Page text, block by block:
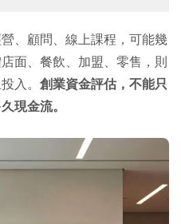
、顧問、線上課程，可能幾
面、餐飲、加盟、零售，則
入。 創業資金評估，不能只
現金流。